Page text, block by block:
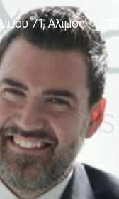
71, Άλιμος